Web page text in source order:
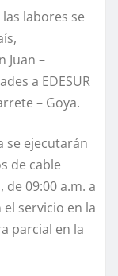
labores se
Juan –
a EDESUR
– Goya.
se ejecutarán
de cable
09:00 a.m. a
servicio en la
parcial en la